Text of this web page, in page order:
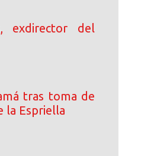
exdirector del
tras toma de
la Espriella